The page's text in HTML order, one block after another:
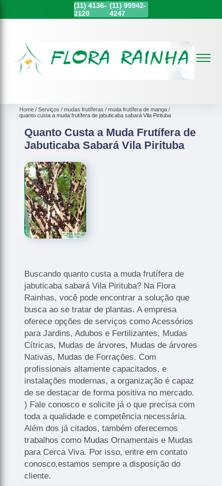
(11) 4136-
3120
(11)99942-
4247
Home Serviços mudas frutíferas
muda frutífera de manga
quanto custa a muda frutífera de jabuticaba sabará Vila Pirituba
Quanto Custa a Muda Frutífera de
Jabuticaba Sabará Vila Pirituba
Buscando quanto custa a muda frutífera de
jabuticaba sabará Vila Pirituba? Na Flora
Rainhas, você pode encontrar a solução que
busca ao se tratar de plantas. A empresa
oferece opções de serviços como Acessórios
para Jardins, Adubos e Fertilizantes, Mudas
Cítricas, Mudas de árvores, Mudas de árvores
Nativas, Mudas de Forrações. Com
profissionais altamente capacitados, e
instalações modernas, a organização é capaz
de se destacar de forma positiva no mercado.
) Fale conosco e solicite já o que precisa com
toda a qualidade e competência necessária.
Além dos já citados, também oferecemos
trabalhos como Mudas Ornamentais e Mudas
para Cerca Viva. Por isso, entre em contato
conosco,estamos sempre a disposição do
cliente.